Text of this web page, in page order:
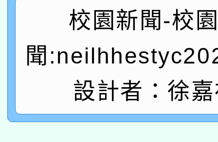
礎課程
A3數位素養講師名單
「數位內容與教學軟
pilot」
有關大陸委員會函釋公
薪期間赴陸應申請許可
轉知經濟部水利署委託
業技術研究院辦理「
115年8月22日(星期六
校園新聞-校
聞
設計者：徐